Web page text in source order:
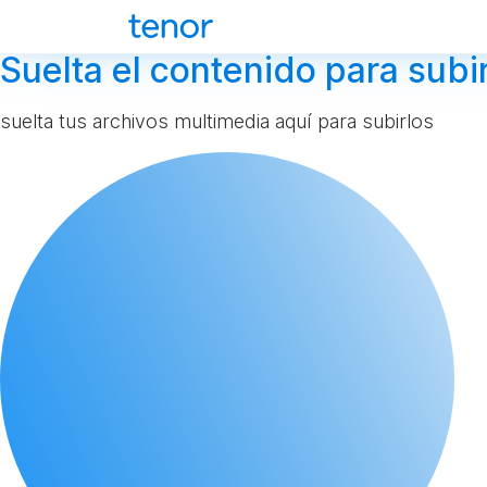
Suelta el contenido para
suelta tus archivos multimedia aquí para subirlos